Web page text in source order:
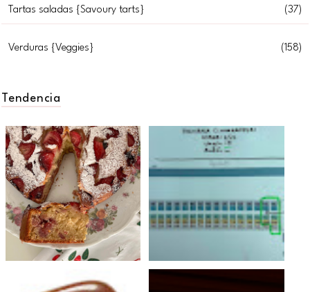
Tartas saladas {Savoury tarts} (37)
Verduras {Veggies} (158)
Tendencia